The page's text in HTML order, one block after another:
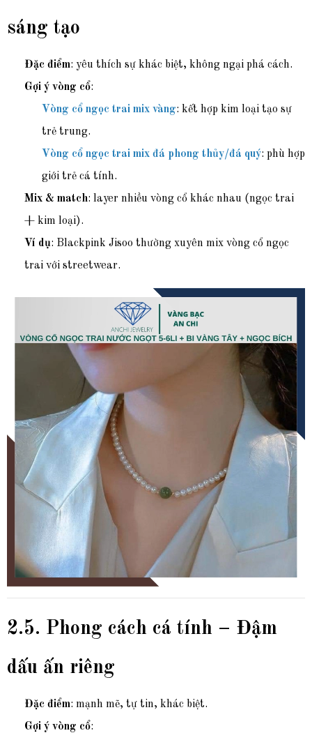
sáng tạo
Đặc điểm: yêu thích sự khác biệt, không ngại phá cách.
Gợi ý vòng cổ:
Vòng cổ ngọc trai mix vàng: kết hợp kim loại tạo sự
trẻ trung.
Vòng cổ ngọc trai mix đá phong thủy/đá quý: phù hợp
giới trẻ cá tính.
Mix & match: layer nhiều vòng cổ khác nhau (ngọc trai
+ kim loại).
Ví dụ: Blackpink Jisoo thường xuyên mix vòng cổ ngọc
trai với streetwear.
2.5. Phong cách cá tính – Đậm
dấu ấn riêng
Đặc điểm: mạnh mẽ, tự tin, khác biệt.
Gợi ý vòng cổ: